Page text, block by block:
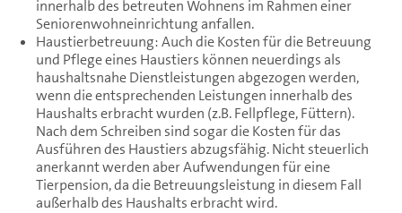
innerhalb des betreuten Wohnens im Rahmen einer
Seniorenwohneinrichtung anfallen.
Haustierbetreuung: Auch die Kosten für die Betreuung
und Pflege eines Haustiers können neuerdings als
haushaltsnahe Dienstleistungen abgezogen werden,
wenn die entsprechenden Leistungen innerhalb des
Haushalts erbracht wurden (z.B. Fellpflege, Füttern).
Nach dem Schreiben sind sogar die Kosten für das
Ausführen des Haustiers abzugsfähig. Nicht steuerlich
anerkannt werden aber Aufwendungen für eine
Tierpension, da die Betreuungsleistung in diesem Fall
außerhalb des Haushalts erbracht wird.